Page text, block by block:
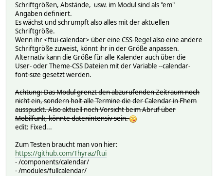
Schriftgrößen, Abstände, usw. im Modul sind als "em"
Angaben definiert.
Es wächst und schrumpft also alles mit der aktuellen
Schriftgröße.
Wenn ihr <ftui-calendar> über eine CSS-Regel also eine andere
Schriftgröße zuweist, könnt ihr in der Größe anpassen.
Alternativ kann die Größe für alle Kalender auch über die
User- oder Theme-CSS Dateien mit der Variable --calendar-
font-size gesetzt werden.
Achtung: Das Modul grenzt den abzurufenden Zeitraum noch
nicht ein, sondern holt alle Termine die der Calendar in Fhem
ausspuckt. Also aktuell noch Vorsicht beim Abruf über
Mobilfunk, könnte datenintensiv sein.
edit: Fixed...
Zum Testen braucht man von hier:
https://github.com/Thyraz/ftui
- /components/calendar/
- /modules/fullcalendar/